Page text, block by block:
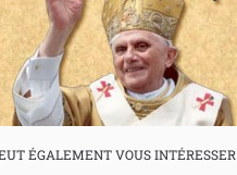
ÉGALEMENT VOUS INTÉRESSER